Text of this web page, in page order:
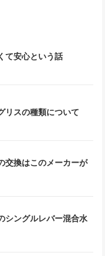
て安心という話
リスの種類について
交換はこのメーカーが
シングルレバー混合水